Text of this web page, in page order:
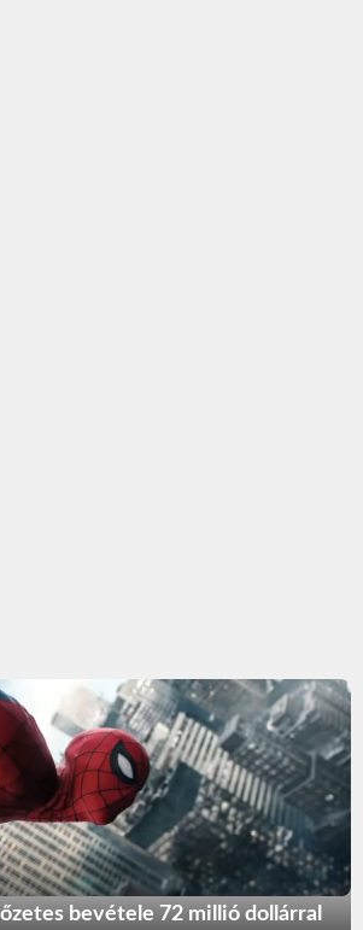
bevétele 72 millió dollárral